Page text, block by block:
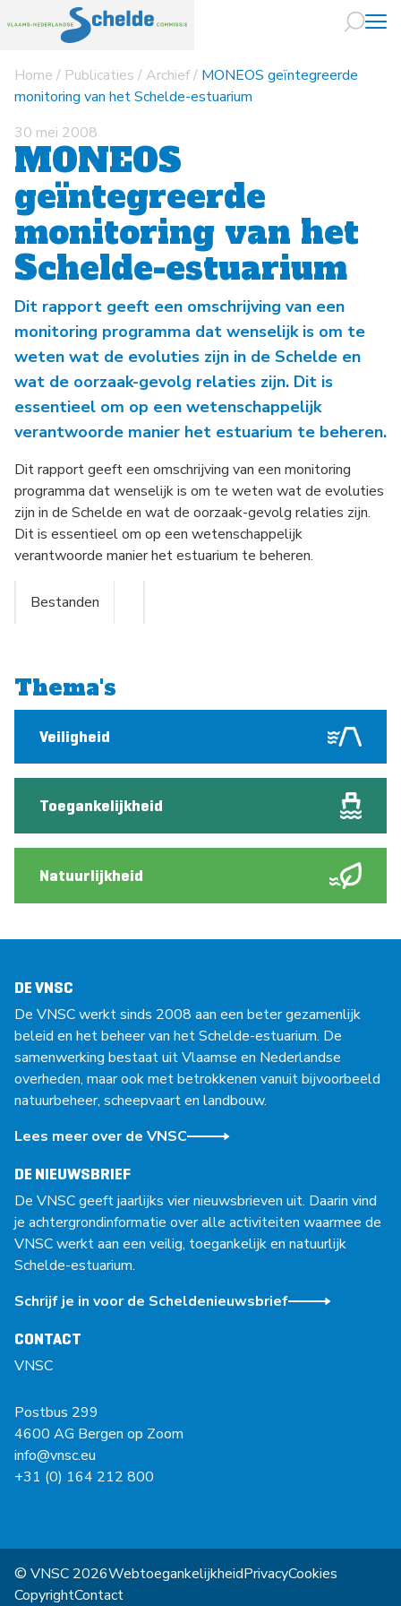
Naar
Home / Publicaties /Archief/ MONEOS geïntegreerde
monitoring van het Schelde-estuarium
30 mei 2008
MONEOS
geïntegreerde
monitoring van het
Schelde-estuarium
Dit rapport geeft een omschrijving van een
monitoring programma dat wenselijk is om te
weten wat de evoluties zijn in de Schelde en
wat de oorzaak-gevolg relaties zijn. Dit is
essentieel om op een wetenschappelijk
verantwoorde manier het estuarium te beheren.
Dit rapport geeft een omschrijving van een monitoring
programma dat wenselijk is om te weten wat de evoluties
zijn in de Schelde en wat de oorzaak-gevolg relaties zijn.
Dit is essentieel om op een wetenschappelijk
verantwoorde manier het estuarium te beheren.
Bestanden
Thema's
Veiligheid
Toegankelijkheid
Natuurlijkheid
DE VNSC
De VNSC werkt sinds 2008 aan een beter gezamenlijk
beleid en het beheer van het Schelde-estuarium. De
samenwerking bestaat uit Vlaamse en Nederlandse
overheden, maar ook met betrokkenen vanuit bijvoorbeeld
natuurbeheer, scheepvaart en landbouw.
Lees meer over de VNSC
DE NIEUWSBRIEF
De VNSC geeft jaarlijks vier nieuwsbrieven uit. Daarin vind
je achtergrondinformatie over alle activiteiten waarmee de
VNSC werkt aan een veilig, toegankelijk en natuurlijk
Schelde-estuarium.
Schrijf je in voor de Scheldenieuwsbrief
CONTACT
VNSC
Postbus 299
4600 AG Bergen op Zoom
info@vnsc.eu
+31 (0) 164 212 800
© VNSC 2026WebtoegankelijkheidPrivacyCookies
CopyrightContact